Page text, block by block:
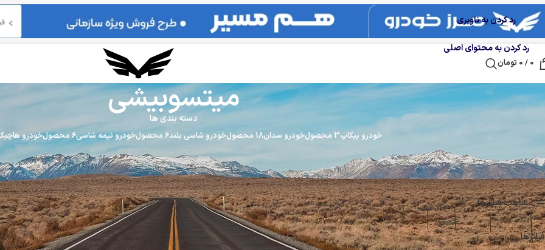
رد کردن به ناوبری
رد کردن به محتوای اصلی
0
/
0 تومان
میتسوبیشی
دسته بندی ها
خودرو پیکاپ3 محصول خودرو سدان18 محصول خودرو شاسی بلند6 محصول خودرو نیمه شاسی6 محصول خودرو
خانه میتسوبیشی
در حال نمایش یک نتیجه
مشاهده فیلترها
نمایش9
12
18
24
فیلترها